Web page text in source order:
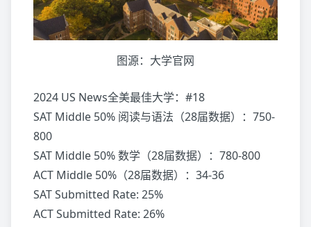
图源：大学官网
2024 US News全美最佳大学：#18
SAT Middle 50% 阅读与语法（28届数据）：750-
800
SAT Middle 50% 数学（28届数据）：780-800
ACT Middle 50%（28届数据）：34-36
SAT Submitted Rate: 25%
ACT Submitted Rate: 26%